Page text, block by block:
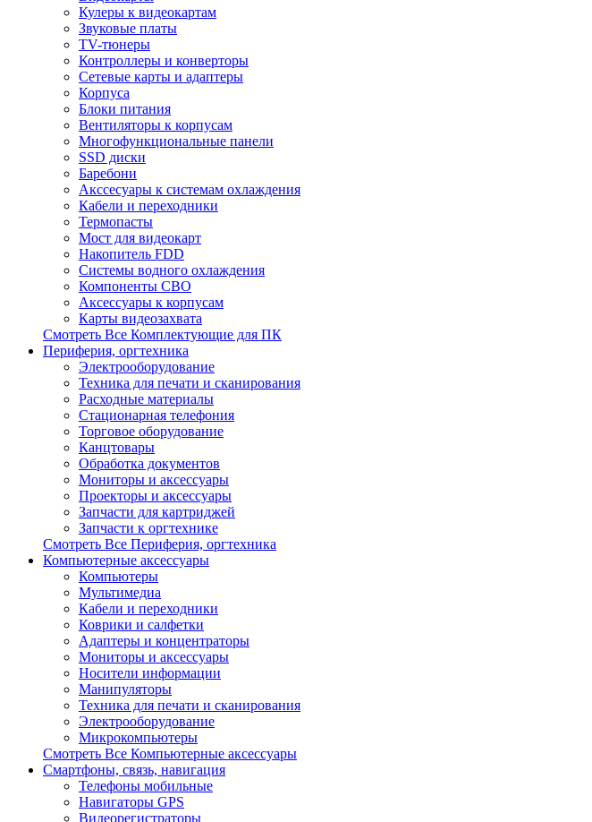
Кулеры к видеокартам
Звуковые платы
TV-тюнеры
Контроллеры и конверторы
Сетевые карты и адаптеры
Корпуса
Блоки питания
Вентиляторы к корпусам
Многофункциональные панели
SSD диски
Баребони
Акссесуары к системам охлаждения
Кабели и переходники
Термопасты
Мост для видеокарт
Накопитель FDD
Системы водного охлаждения
Компоненты СВО
Аксессуары к корпусам
Карты видеозахвата
Смотреть Все Комплектующие для ПК
Периферия, оргтехника
Электрооборудование
Техника для печати и сканирования
Расходные материалы
Стационарная телефония
Торговое оборудование
Канцтовары
Обработка документов
Мониторы и аксессуары
Проекторы и аксессуары
Запчасти для картриджей
Запчасти к оргтехнике
Смотреть Все Периферия, оргтехника
Компьютерные аксессуары
Компьютеры
Мультимедиа
Кабели и переходники
Коврики и салфетки
Адаптеры и концентраторы
Мониторы и аксессуары
Носители информации
Манипуляторы
Техника для печати и сканирования
Электрооборудование
Микрокомпьютеры
Смотреть Все Компьютерные аксессуары
Смартфоны, связь, навигация
Телефоны мобильные
Навигаторы GPS
Видеорегистраторы